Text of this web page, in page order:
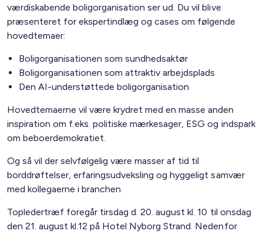
værdiskabende boligorganisation ser ud. Du vil blive
præsenteret for ekspertindlæg og cases om følgende
hovedtemaer:
Boligorganisationen som sundhedsaktør
Boligorganisationen som attraktiv arbejdsplads
Den AI-understøttede boligorganisation
Hovedtemaerne vil være krydret med en masse anden
inspiration om f.eks. politiske mærkesager, ESG og indspark
om beboerdemokratiet.
Og så vil der selvfølgelig være masser af tid til
borddrøftelser, erfaringsudveksling og hyggeligt samvær
med kollegaerne i branchen
Topledertræf foregår tirsdag d. 20. august kl. 10 til onsdag
den 21. august kl.12 på Hotel Nyborg Strand. Nedenfor